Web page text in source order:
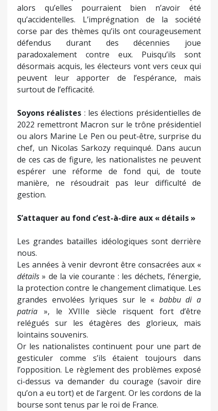
alors qu’elles pourraient bien n’avoir été
qu’accidentelles. L’imprégnation de la société
corse par des thèmes qu’ils ont courageusement
défendus durant des décennies joue
paradoxalement contre eux. Puisqu’ils sont
désormais acquis, les électeurs vont vers ceux qui
peuvent leur apporter de l’espérance, mais
surtout de l’efficacité.
Soyons réalistes : les élections présidentielles de
2022 remettront Macron sur le trône présidentiel
ou alors Marine Le Pen ou peut-être, surprise du
chef, un Nicolas Sarkozy requinqué. Dans aucun
de ces cas de figure, les nationalistes ne peuvent
espérer une réforme de fond qui, de toute
manière, ne résoudrait pas leur difficulté de
gestion.
S’attaquer au fond c’est-à-dire aux « détails »
Les grandes batailles idéologiques sont derrière
nous.
Les années à venir devront être consacrées aux «
détails» de la vie courante : les déchets, l’énergie,
la protection contre le changement climatique. Les
grandes envolées lyriques sur le « babbu di a
patria», le XVIIIe siècle risquent fort d’être
relégués sur les étagères des glorieux, mais
lointains souvenirs.
Or les nationalistes continuent pour une part de
gesticuler comme s’ils étaient toujours dans
l’opposition. Le règlement des problèmes exposé
ci-dessus va demander du courage (savoir dire
qu’on a eu tort) et de l’argent. Or les cordons de la
bourse sont tenus par le roi de France.